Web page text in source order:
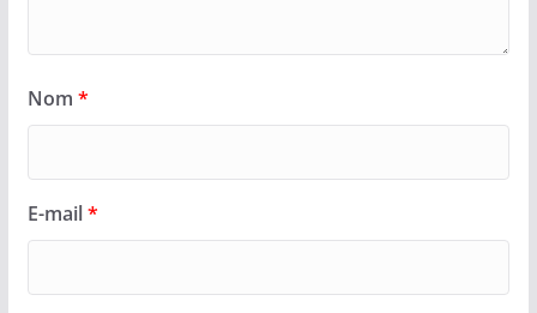
Nom *
E-mail*